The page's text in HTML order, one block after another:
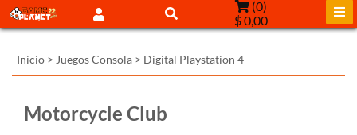
(0)
$ 0,00
Inicio > Juegos Consola > Digital Playstation 4
Motorcycle Club